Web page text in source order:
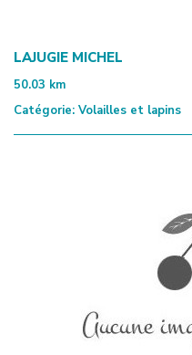
LAJUGIE MICHEL
50.03 km
Catégorie: Volailles et lapins